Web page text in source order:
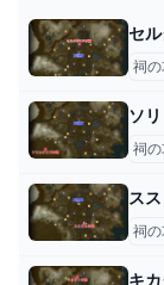
セ
祠
ソ
祠
ス
祠
キ